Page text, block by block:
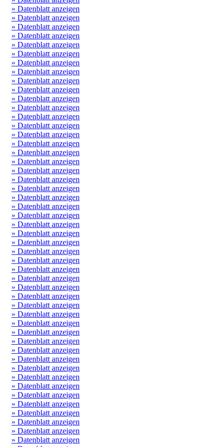
» Datenblatt anzeigen
» Datenblatt anzeigen
» Datenblatt anzeigen
» Datenblatt anzeigen
» Datenblatt anzeigen
» Datenblatt anzeigen
» Datenblatt anzeigen
» Datenblatt anzeigen
» Datenblatt anzeigen
» Datenblatt anzeigen
» Datenblatt anzeigen
» Datenblatt anzeigen
» Datenblatt anzeigen
» Datenblatt anzeigen
» Datenblatt anzeigen
» Datenblatt anzeigen
» Datenblatt anzeigen
» Datenblatt anzeigen
» Datenblatt anzeigen
» Datenblatt anzeigen
» Datenblatt anzeigen
» Datenblatt anzeigen
» Datenblatt anzeigen
» Datenblatt anzeigen
» Datenblatt anzeigen
» Datenblatt anzeigen
» Datenblatt anzeigen
» Datenblatt anzeigen
» Datenblatt anzeigen
» Datenblatt anzeigen
» Datenblatt anzeigen
» Datenblatt anzeigen
» Datenblatt anzeigen
» Datenblatt anzeigen
» Datenblatt anzeigen
» Datenblatt anzeigen
» Datenblatt anzeigen
» Datenblatt anzeigen
» Datenblatt anzeigen
» Datenblatt anzeigen
» Datenblatt anzeigen
» Datenblatt anzeigen
» Datenblatt anzeigen
» Datenblatt anzeigen
» Datenblatt anzeigen
» Datenblatt anzeigen
» Datenblatt anzeigen
» Datenblatt anzeigen
» Datenblatt anzeigen